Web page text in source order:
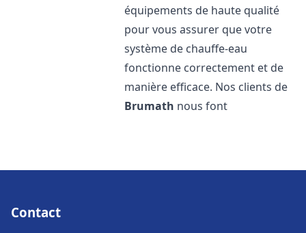
équipements de haute qualité
pour vous assurer que votre
système de chauffe-eau
fonctionne correctement et de
manière efficace. Nos clients de
Brumath nous font
Contact